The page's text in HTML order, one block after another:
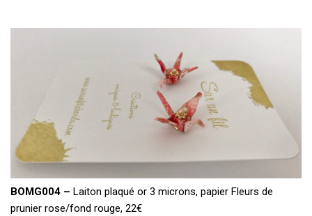
BOMG004 – Laiton plaqué or 3 microns, papier Fleurs de
prunier rose/fond rouge, 22€